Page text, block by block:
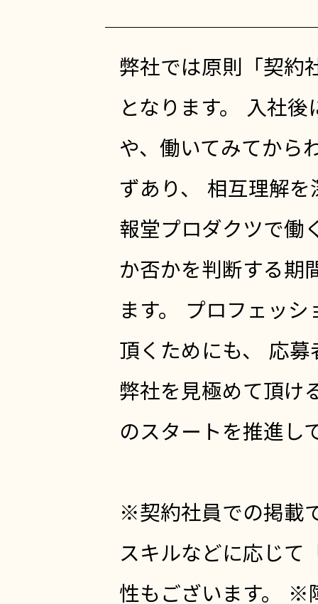
弊社では原則「契約
となります。 入社
や、働いてみてから
ずあり、 相互理解
報堂プロダクツで働
か否かを判断する期
ます。 プロフェッ
頂くためにも、 応
弊社を見極めて頂け
のスタートを推進し
※契約社員での掲載
スキルなどに応じて
性もございます。 ※